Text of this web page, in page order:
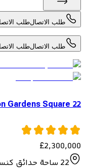
طلب الاتصالطلب
طلب الاتصالطلب
22 Kensington Gardens Square
£2,300,000
22 ساحة حدائق كنسينغتون، لندن W2